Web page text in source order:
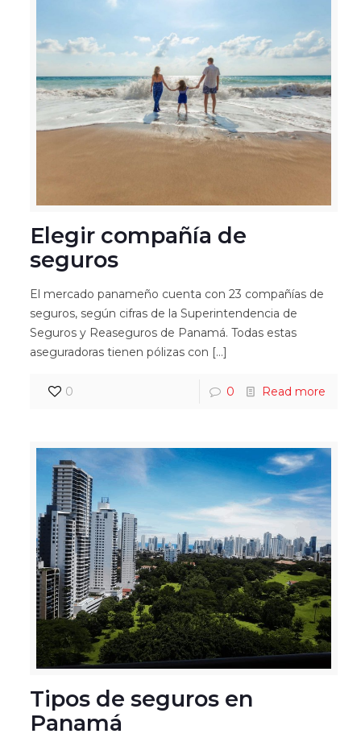
Elegir compañía de
seguros
El mercado panameño cuenta con 23 compañías de
seguros, según cifras de la Superintendencia de
Seguros y Reaseguros de Panamá. Todas estas
aseguradoras tienen pólizas con […]
0 0 Read more
Tipos de seguros en
Panamá